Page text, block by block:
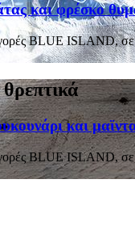
και φρέσκο
BLUE ISLAND, σε
και
BLUE ISLAND, σε